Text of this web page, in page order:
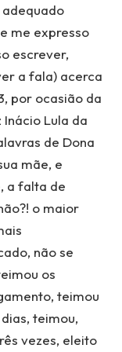
me expresso
escrever,
a fala) acerca
por ocasião da
Lula da
de Dona
mãe, e
a falta de
o maior
não se
os
teimou
teimou,
vezes, eleito